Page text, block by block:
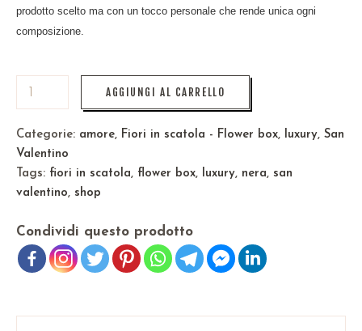
prodotto scelto ma con un tocco personale che rende unica ogni
composizione.
AGGIUNGI AL CARRELLO
Categorie: amore, Fiori in scatola - Flower box, luxury, San
Valentino
Tags: fiori in scatola, flower box, luxury, nera, san
valentino, shop
Condividi questo prodotto